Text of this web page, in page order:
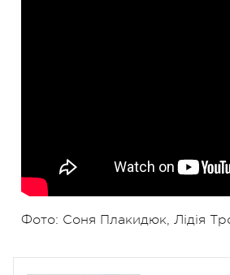
Фото: Соня Плакидюк, Лідія